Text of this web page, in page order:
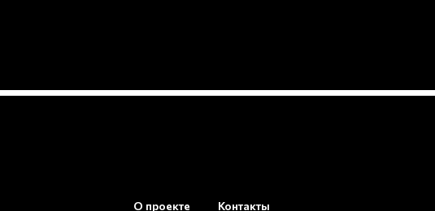
О проекте Контакты